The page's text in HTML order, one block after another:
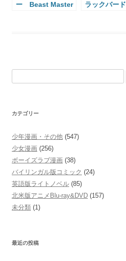
ー Beast Master
ラックバード
カテゴリー
少年漫画・その他 (547)
少女漫画 (256)
ボーイズラブ漫画 (38)
バイリンガル版コミック (24)
英語版ライトノベル (85)
北米版アニメBlu-ray&DVD (157)
未分類 (1)
最近の投稿